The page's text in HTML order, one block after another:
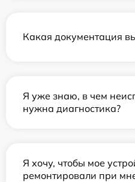
Какая документация
Я уже знаю, в чем
нужна диагностика?
Я хочу, чтобы мое
ремонтировали при